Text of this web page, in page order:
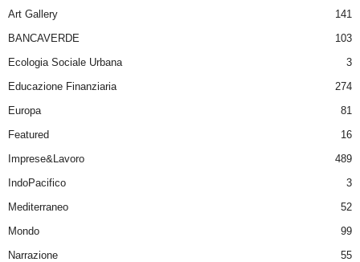
Art Gallery
141
BANCAVERDE
103
Ecologia Sociale Urbana
3
Educazione Finanziaria
274
Europa
81
Featured
16
Imprese&Lavoro
489
IndoPacifico
3
Mediterraneo
52
Mondo
99
Narrazione
55